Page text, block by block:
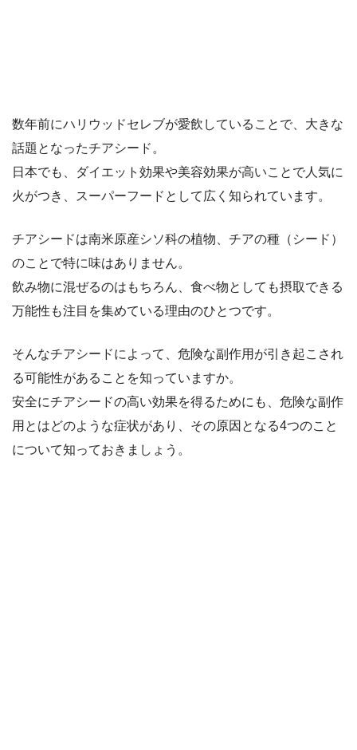
数年前にハリウッドセレブが愛飲していることで、大きな
話題となったチアシード。
日本でも、ダイエット効果や美容効果が高いことで人気に
火がつき、スーパーフードとして広く知られています。
チアシードは南米原産シソ科の植物、チアの種（シード）
のことで特に味はありません。
飲み物に混ぜるのはもちろん、食べ物としても摂取できる
万能性も注目を集めている理由のひとつです。
そんなチアシードによって、危険な副作用が引き起こされ
る可能性があることを知っていますか。
安全にチアシードの高い効果を得るためにも、危険な副作
用とはどのような症状があり、その原因となる4つのこと
について知っておきましょう。